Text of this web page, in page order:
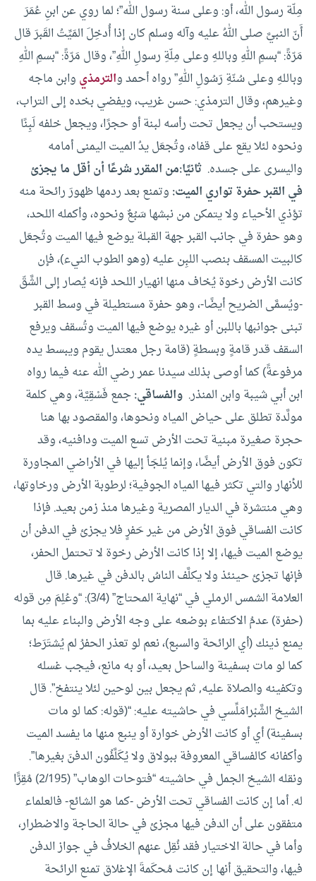
مِلّة رسول الله، أو: وعلى سنة رسول الله”؛ لما روي عن ابنِ عُمَرَ
أَنّ النبيَّ صلى اللهُ عليه وآله وسلم كان إذا أُدخِلَ المَيِّتُ القَبرَ قال
مَرّةً: “بسمِ اللهِ وباللهِ وعلى مِلّةِ رسولِ اللهِ”، وقال مَرّةً: “بسمِ اللهِ
وباللهِ وعلى سُنّةِ رَسُولِ اللهِ” رواه أحمد والترمذي وابن ماجه
وغيرهم، وقال الترمذي: حسن غريب، ويفضي بخده إلى التراب،
ويستحب أن يجعل تحت رأسه لبنة أو حجرًا، ويجعل خلفه لَبِنًا
ونحوه لئلا يقع على قفاه، وتُجعَل يدُ الميت اليمنى أمامه
واليسرى على جسده. ثانيًا:من المقرر شرعًا أن أقل ما يجزئ
في القبرحفرة تواري الميت: وتمنع بعد ردمها ظهورَ رائحة منه
تؤذي الأحياء ولا يتمكن من نبشها سَبُعٌ ونحوه، وأكمله اللحد،
وهو حفرة في جانب القبر جهة القبلة يوضع فيها الميت وتُجعَل
كالبيت المسقف بنصب اللبِن عليه (وهو الطوب النيء)، فإن
كانت الأرض رخوة يُخاف منها انهيار اللحد فإنه يُصار إلى الشَّقّ
-ويُسمَّى الضريح أيضًا-، وهو حفرة مستطيلة في وسط القبر
تبنى جوانبها باللبن أو غيره يوضع فيها الميت وتُسقف ويرفع
السقف قدر قامةٍ وبسطةٍ (قامة رجل معتدل يقوم ويبسط يده
مرفوعةً) كما أوصى بذلك سيدنا عمر رضي الله عنه فيما رواه
ابن أبي شيبة وابن المنذر. والفساقي: جمع فَسْقِيَّة، وهي كلمة
مولَّدة تطلق على حياض المياه ونحوها، والمقصود بها هنا
حجرة صغيرة مبنية تحت الأرض تسع الميت ودافنيه، وقد
تكون فوق الأرض أيضًا، وإنما يُلجَأ إليها في الأراضي المجاورة
للأنهار والتي تكثر فيها المياه الجوفية؛ لرطوبة الأرض ورخاوتها،
وهي منتشرة في الديار المصرية وغيرها منذ زمن بعيد. فإذا
كانت الفساقي فوق الأرض من غير حَفرٍ فلا يجزئ في الدفن أن
يوضع الميت فيها، إلا إذا كانت الأرض رخوة لا تحتمل الحفر،
فإنها تجزئ حينئذ ولا يكلَّف الناسُ بالدفن في غيرها. قال
العلامة الشمس الرملي في “نهاية المحتاج” (3/4): “وعُلِمَ مِن قوله
(حفرة) عدمُ الاكتفاء بوضعه على وجه الأرض والبناء عليه بما
يمنع ذينك (أي الرائحة والسبع)، نعم لو تعذر الحفرُ لم يُشتَرَط؛
كما لو مات بسفينة والساحل بعيد، أو به مانع، فيجب غسله
وتكفينه والصلاة عليه, ثم يجعل بين لوحين لئلا ينتفخ”. قال
الشيخ الشَّبْرامَلِّسي في حاشيته عليه: “(قوله: كما لو مات
بسفينة) أي أو كانت الأرض خوارة أو ينبع منها ما يفسد الميت
وأكفانه كالفساقي المعروفة ببولاق ولا يُكَلَّفُون الدفنَ بغيرها”.
ونقله الشيخ الجمل في حاشيته “فتوحات الوهاب” (2/195) مُقِرًّا
له.أما إن كانت الفساقي تحت الأرض -كما هو الشائع- فالعلماء
متفقون على أن الدفن فيها مجزئ في حالة الحاجة والاضطرار،
وأما في حالة الاختيار فقد نُقِل عنهم الخلافُ في جواز الدفن
فيها، والتحقيق أنها إن كانت مُحكَمةَ الإغلاق تمنع الرائحة